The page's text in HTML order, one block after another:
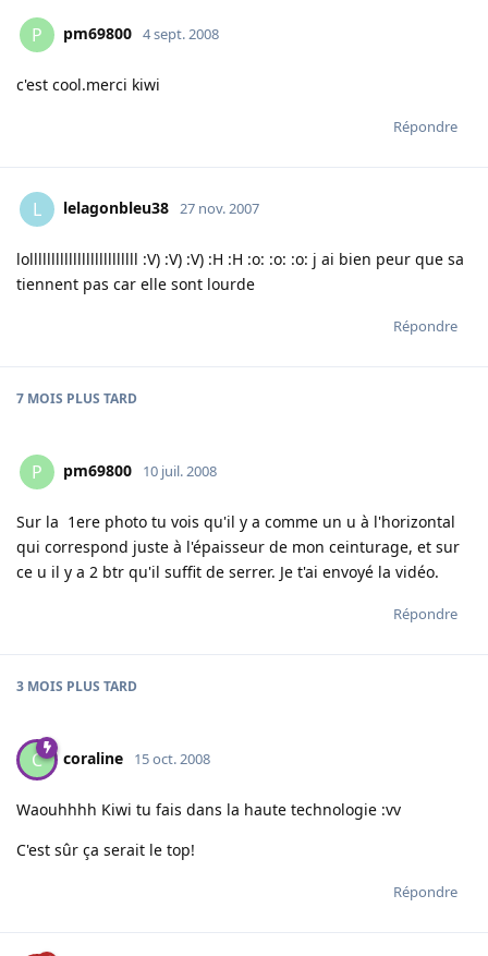
P pm69800 4 sept. 2008
c'est cool.merci kiwi
Répondre
L lelagonbleu38 27 nov. 2007
lolllllllllllllllllllllllll :V) :V) :V) :H :H :o: :o: :o: j ai bien peur que sa
tiennent pas car elle sont lourde
Répondre
7 MOIS PLUS TARD
P pm69800 10 juil. 2008
Sur la 1ere photo tu vois qu'il y a comme un u à l'horizontal
qui correspond juste à l'épaisseur de mon ceinturage, et sur
ce u il y a 2 btr qu'il suffit de serrer. Je t'ai envoyé la vidéo.
Répondre
3 MOIS PLUS TARD
C coraline 15 oct. 2008
Waouhhhh Kiwi tu fais dans la haute technologie :vv
C'est sûr ça serait le top!
Répondre